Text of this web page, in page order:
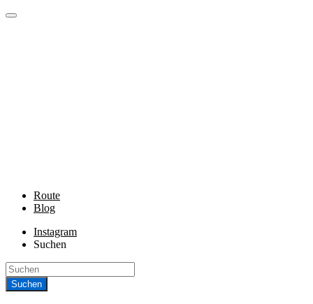
Route
Blog
Instagram
Suchen